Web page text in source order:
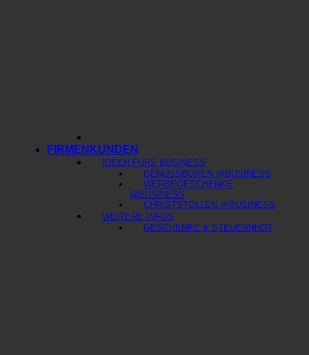
FIRMENKUNDEN
IDEEN FÜRS BUSINESS
GENUSSBOXEN @BUSINESS
WERBEGESCHENKE
@BUSINESS
CHRISTSTOLLEN @BUSINESS
WEITERE INFOS
GESCHENKE & STEUERN